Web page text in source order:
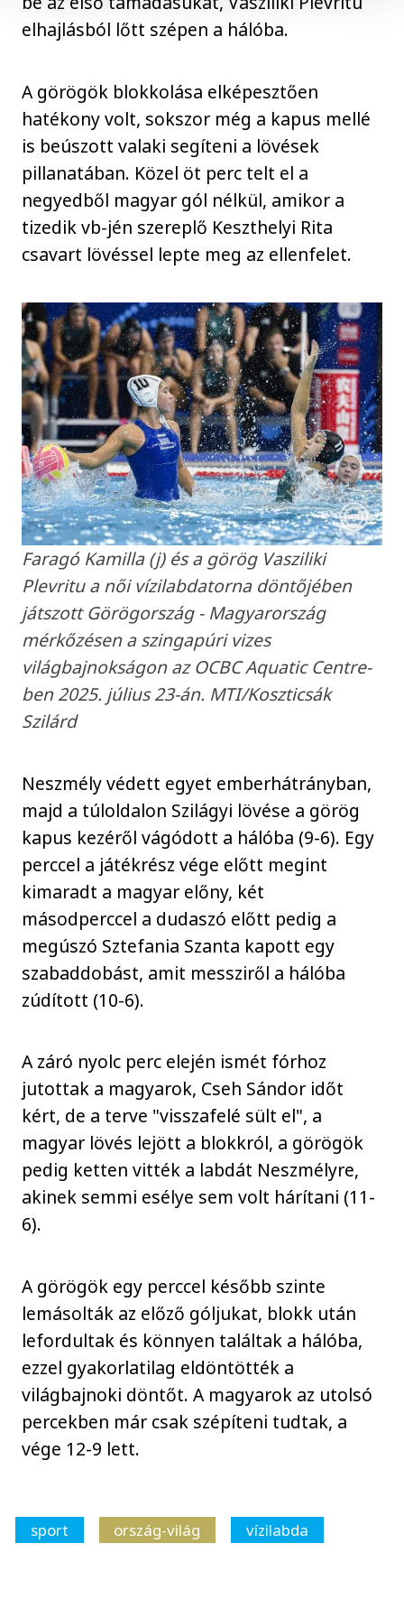
elhajlásból lőtt szépen a hálóba.
A görögök blokkolása elképesztően
hatékony volt, sokszor még a kapus mellé
is beúszott valaki segíteni a lövések
pillanatában. Közel öt perc telt el a
negyedből magyar gól nélkül, amikor a
tizedik vb-jén szereplő Keszthelyi Rita
csavart lövéssel lepte meg az ellenfelet.
Faragó Kamilla (j) és a görög Vasziliki
Plevritu a női vízilabdatorna döntőjében
játszott Görögország - Magyarország
mérkőzésen a szingapúri vizes
világbajnokságon az OCBC Aquatic Centre-
ben 2025. július 23-án. MTI/Koszticsák
Szilárd
Neszmély védett egyet emberhátrányban,
majd a túloldalon Szilágyi lövése a görög
kapus kezéről vágódott a hálóba (9-6). Egy
perccel a játékrész vége előtt megint
kimaradt a magyar előny, két
másodperccel a dudaszó előtt pedig a
megúszó Sztefania Szanta kapott egy
szabaddobást, amit messziről a hálóba
zúdított (10-6).
A záró nyolc perc elején ismét fórhoz
jutottak a magyarok, Cseh Sándor időt
kért, de a terve "visszafelé sült el", a
magyar lövés lejött a blokkról, a görögök
pedig ketten vitték a labdát Neszmélyre,
akinek semmi esélye sem volt hárítani (11-
6).
A görögök egy perccel később szinte
lemásolták az előző góljukat, blokk után
lefordultak és könnyen találtak a hálóba,
ezzel gyakorlatilag eldöntötték a
világbajnoki döntőt. A magyarok az utolsó
percekben már csak szépíteni tudtak, a
vége 12-9 lett.
sport ország-világ vízilabda